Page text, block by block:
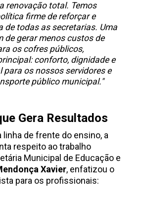
renovação total. Temos
firme de reforçar e
de todas as secretarias. Uma
de gerar menos custos de
os cofres públicos,
conforto, dignidade e
para os nossos servidores e
público municipal."
Gera Resultados
linha de frente do ensino, a
respeito ao trabalho
Municipal de Educação e
Xavier, enfatizou o
para os profissionais: